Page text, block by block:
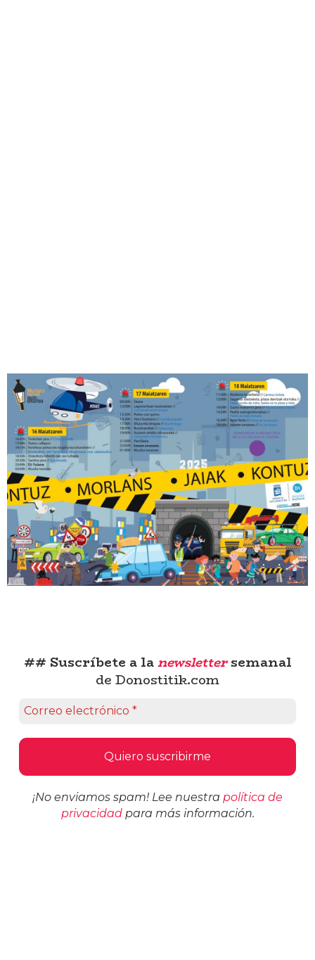
## Suscríbete a lanewslettersemanal
de Donostitik.com
¡No enviamos spam! Lee nuestra política de
privacidadpara más información.